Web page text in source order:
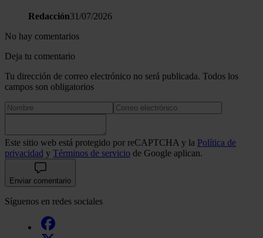
Redacción31/07/2026
No hay comentarios
Deja tu comentario
Tu dirección de correo electrónico no será publicada. Todos los
campos son obligatorios
Este sitio web está protegido por reCAPTCHA y la Política de
privacidad y Términos de servicio de Google aplican.
Enviar comentario
Síguenos en redes sociales